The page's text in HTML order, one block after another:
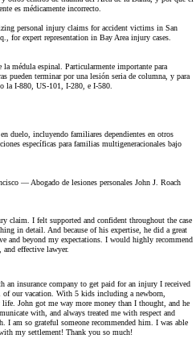
es médicamente incorrecto.
la médula espinal. Particularmente importante para
pueden terminar por una lesión seria de columna, y para
la I-880, US-101, I-280, e I-580.
duelo, incluyendo familiares dependientes en otros
específicas para familias multigeneracionales bajo
claim. I felt supported and confident throughout the case
in detail. And because of his expertise, he did a great
and beyond my expectations. I would highly recommend
and effective lawyer.
an insurance company to get paid for an injury I received
our vacation. With 5 kids including a newborn,
John got me way more money than I thought, and he
with, and always treated me with respect and
I am so grateful someone recommended him. I was able
my settlement! Thank you so much!